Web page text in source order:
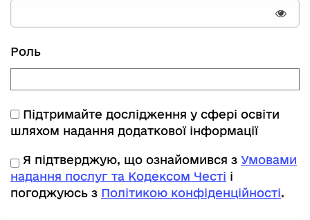
Роль
Підтримайте дослідження у сфері освіти
шляхом надання додаткової інформації
Я підтверджую, що ознайомився з Умовами
надання послуг та Кодексом Честі і
погоджуюсь з Політикою конфіденційності.